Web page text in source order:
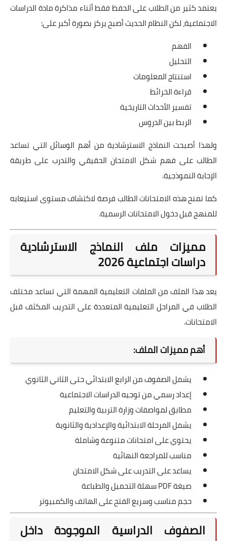
يعتمد كثير من الطلاب على الحفظ فقط أثناء مذاكرة مادة الدراسات
الاجتماعية، لكن النظام الحديث أصبح يركز بصورة أكبر على:
الفهم
التحليل
استنتاج المعلومات
قراءة الخرائط
تفسير الأحداث التاريخية
الربط بين الدروس
ولهذا أصبحت النماذج الاسترشادية من أهم الوسائل التي تساعد
الطالب على فهم شكل الامتحان الحقيقي والتدرب على طريقة
الإجابة النموذجية.
كما تمنح هذه الامتحانات الطالب فرصة لاكتشاف مستوى استيعابه
للمنهج قبل دخول الامتحانات الرسمية.
مميزات ملف النماذج الاسترشادية
دراسات اجتماعية 2026
يعد هذا الملف من الملفات التعليمية المهمة التي تساعد مختلف
الطلاب في المراحل التعليمية المتعددة على التدريب المكثف قبل
الامتحانات.
أهم مميزات الملف:
يشمل الصفوف من الرابع الابتدائي حتى الثاني الثانوي
إعداد رسمي من توجيه الدراسات الاجتماعية
مطابق لمواصفات وزارة التربية والتعليم
يشمل المرحلة الابتدائية والإعدادية والثانوية
يحتوي على امتحانات متنوعة وشاملة
مناسب للمراجعة النهائية
يساعد على التدريب على شكل الامتحان
صيغة PDF سهلة التحميل والطباعة
حجم مناسب وسريع الفتح على الهاتف والكمبيوتر
الصفوف الدراسية الموجودة داخل